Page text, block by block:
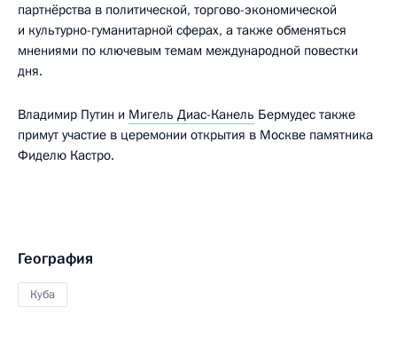
партнёрства в политической, торгово-экономической
и культурно-гуманитарной сферах, а также обменяться
мнениями по ключевым темам международной повестки
дня.
Владимир Путин и Мигель Диас-Канель Бермудес также
примут участие в церемонии открытия в Москве памятника
Фиделю Кастро.
География
Куба